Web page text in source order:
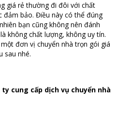
giá rẻ thường đi đôi với chất
bảo. Điều này có thể đúng
bạn cũng không nên đánh
không chất lượng, không uy tín.
đơn vị chuyển nhà trọn gói giá
sau nhé.
cung cấp dịch vụ chuyển nhà